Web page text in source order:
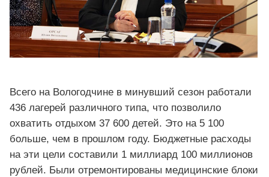
Всего на Вологодчине в минувший сезон работали
436 лагерей различного типа, что позволило
охватить отдыхом 37 600 детей. Это на 5 100
больше, чем в прошлом году. Бюджетные расходы
на эти цели составили 1 миллиард 100 миллионов
рублей. Были отремонтированы медицинские блоки